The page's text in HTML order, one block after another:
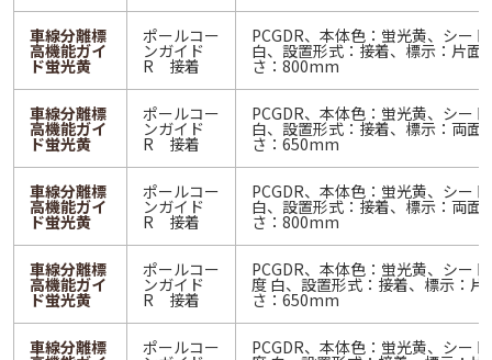
車線分離標
高機能ガイ
ド蛍光黄
ポールコー
ンガイド
R 接着
PCGDR、本体色：蛍光黄、シー
白、設置形式：接着、標示：片面
さ：800mm
車線分離標
高機能ガイ
ド蛍光黄
ポールコー
ンガイド
R 接着
PCGDR、本体色：蛍光黄、シー
白、設置形式：接着、標示：両面
さ：650mm
車線分離標
高機能ガイ
ド蛍光黄
ポールコー
ンガイド
R 接着
PCGDR、本体色：蛍光黄、シー
白、設置形式：接着、標示：両面
さ：800mm
車線分離標
高機能ガイ
ド蛍光黄
ポールコー
ンガイド
R 接着
PCGDR、本体色：蛍光黄、シー
度 白、設置形式：接着、標示：片
さ：650mm
車線分離標 ポールコー PCGDR、本体色：蛍光黄、シー